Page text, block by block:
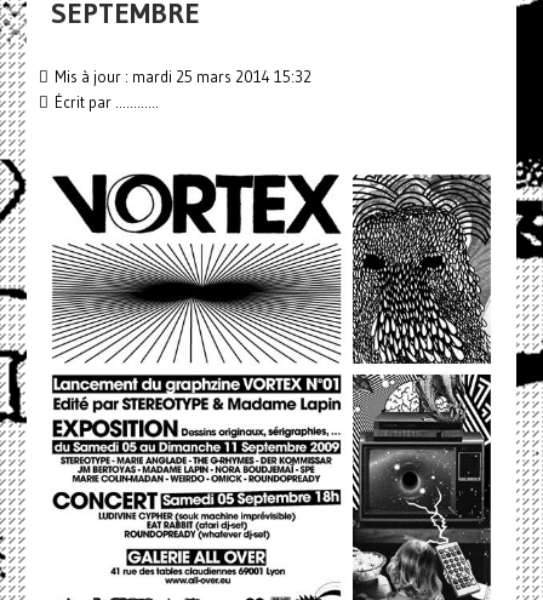
SEPTEMBRE
Mis à jour : mardi 25 mars 2014 15:32
Écrit par